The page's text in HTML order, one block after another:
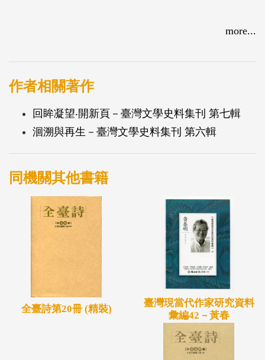
more...
作者相關著作
回眸凝望‧開新頁－臺灣文學史料集刊 第七輯
洄溯與再生－臺灣文學史料集刊 第六輯
同機關其他書籍
全臺詩第20冊 (精裝)
臺灣現當代作家研究資料
彙編42－黃春